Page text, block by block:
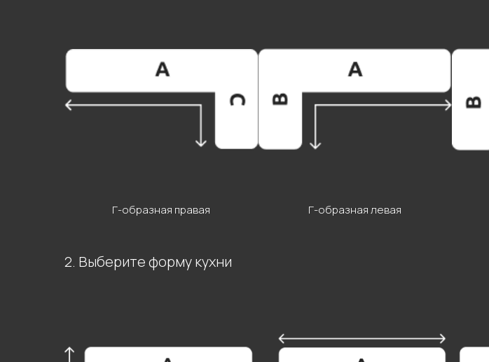
Г-образная правая Г-образная левая
2. Выберите форму кухни